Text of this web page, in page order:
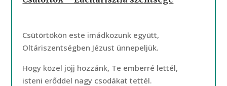
Csütörtökön este imádkozunk együtt,
Oltáriszentségben Jézust ünnepeljük.
Hogy közel jöjj hozzánk, Te emberré lettél,
isteni erőddel nagy csodákat tettél.